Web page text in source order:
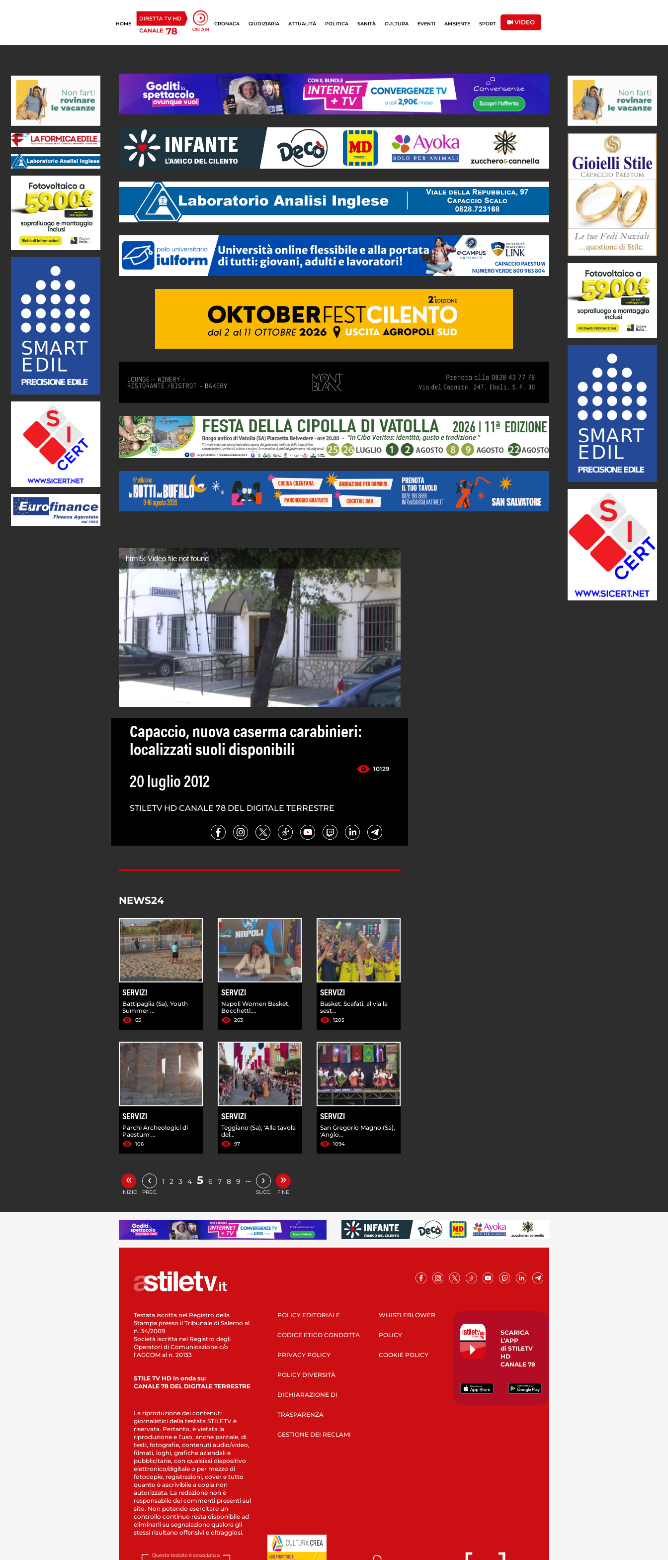
HOME CRONACA GIUDIZIARIA ATTUALITÀ POLITICA SANITÀ CULTURA EVENTI AMBIENTE SPORT VIDEO
html5: Video file not found
Capaccio, nuova caserma carabinieri:
localizzati suoli disponibili
10129
20 luglio 2012
STILETV HD CANALE 78 DEL DIGITALE TERRESTRE
NEWS24
SERVIZI
Battipaglia (Sa), Youth
Summer ...
65
SERVIZI
Napoli Women Basket,
Bocchetti:...
263
SERVIZI
Basket. Scafati, al via la
sest...
1205
SERVIZI
Parchi Archeologici di
Paestum ...
106
SERVIZI
Teggiano (Sa), 'Alla tavola
del...
97
SERVIZI
San Gregorio Magno (Sa),
'Angio...
1094
«
INIZIO
‹
PREC.
1 2 3 4 5 6 7 8 9 … ›
SUCC.
»
FINE
Testata iscritta nel Registro della
Stampa presso il Tribunale di Salerno al
n. 34/2009
Società iscritta nel Registro degli
Operatori di Comunicazione c/o
l’AGCOM al n. 20133
STILE TV HD in onda su:
CANALE 78 DEL DIGITALE TERRESTRE
La riproduzione dei contenuti
giornalistici della testata STILETV è
riservata. Pertanto, è vietata la
riproduzione e l’uso, anche parziale, di
testi, fotografie, contenuti audio/video,
filmati, loghi, grafiche aziendali e
pubblicitarie, con qualsiasi dispositivo
elettronico/digitale o per mezzo di
fotocopie, registrazioni, cover e tutto
quanto è ascrivibile a copia non
autorizzata. La redazione non è
responsabile dei commenti presenti sul
sito. Non potendo esercitare un
controllo continuo resta disponibile ad
eliminarli su segnalazione qualora gli
stessi risultano offensivi e oltraggiosi.
POLICY EDITORIALE
CODICE ETICO CONDOTTA
PRIVACY POLICY
POLICY DIVERSITÀ
DICHIARAZIONE DI
TRASPARENZA
GESTIONE DEI RECLAMI
WHISTLEBLOWER
POLICY
COOKIE POLICY
SCARICA
L’APP
di STILETV
HD
CANALE 78